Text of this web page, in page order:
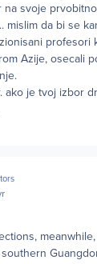
svoje
mislim da bi se
profesori
Azije, osecali
ako je tvoj izbor